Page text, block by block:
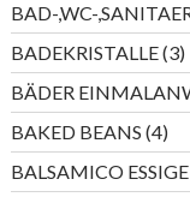
BAD-,WC-
BADEKRISTALLE 33
BÄDER
BAKED BEANS 44
BALSAMICO ESSIGE